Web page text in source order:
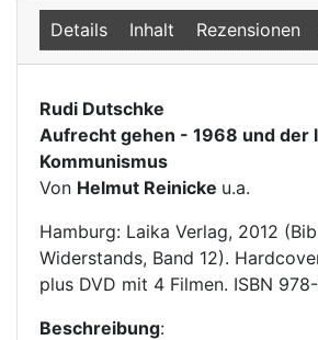
Details Inhalt Rezensionen
Rudi Dutschke
Aufrecht gehen - 1968 und der
Kommunismus
Von Helmut Reinicke u.a.
Hamburg: Laika Verlag, 2012
Widerstands, Band 12).
plus DVD mit 4 Filmen. ISBN
Beschreibung: